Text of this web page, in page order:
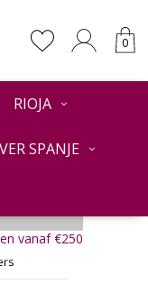
0
RIOJA
SPANJE
vanaf €250